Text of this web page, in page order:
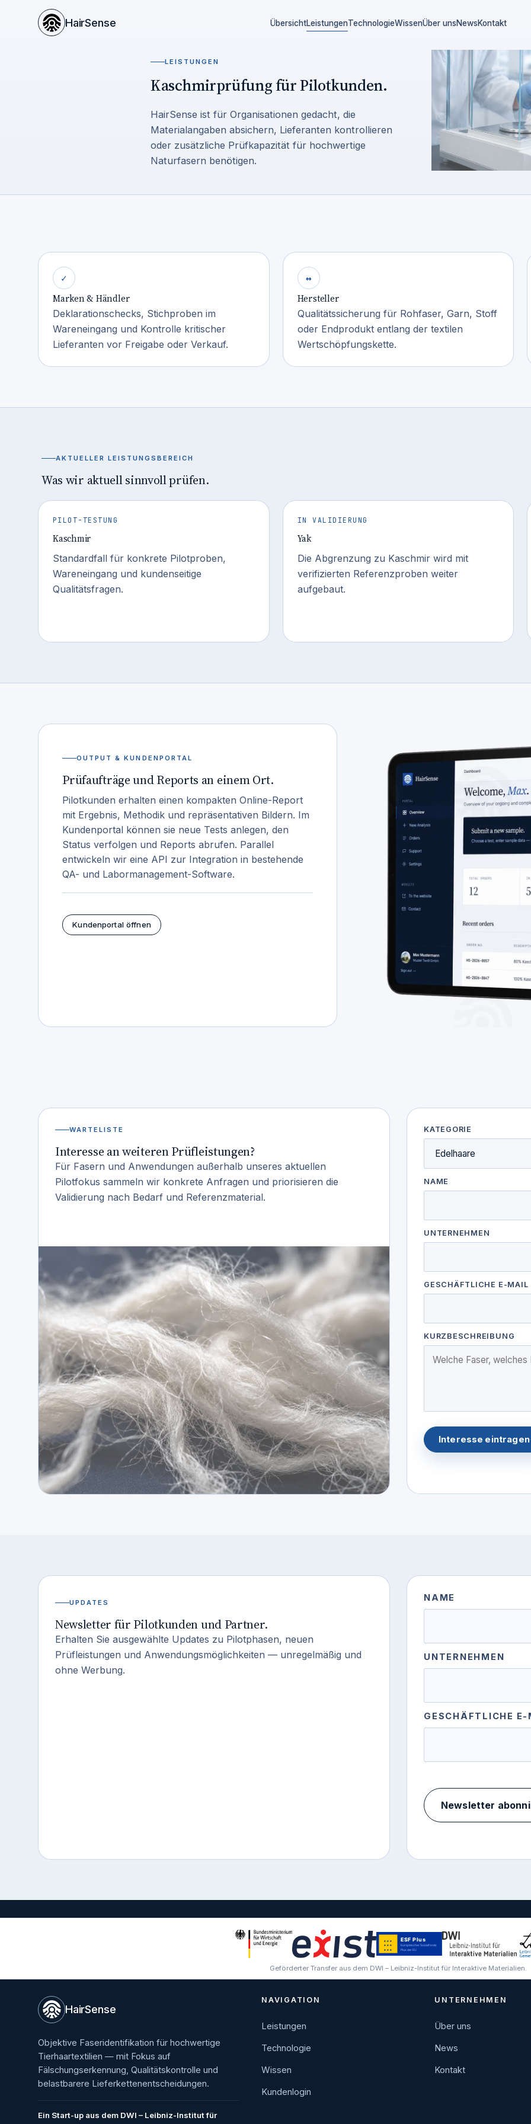
HairSense ÜbersichtLeistungenTechnologieWissenÜber unsNewsKontakt
LEISTUNGEN
Kaschmirprüfung für Pilotkunden.
HairSense ist für Organisationen gedacht, die
Materialangaben absichern, Lieferanten kontrollieren
oder zusätzliche Prüfkapazität für hochwertige
Naturfasern benötigen.
✓
Marken & Händler
Deklarationschecks, Stichproben im
Wareneingang und Kontrolle kritischer
Lieferanten vor Freigabe oder Verkauf.
↔
Hersteller
Qualitätssicherung für Rohfaser, Garn, Stoff
oder Endprodukt entlang der textilen
Wertschöpfungskette.
AKTUELLER LEISTUNGSBEREICH
Was wir aktuell sinnvoll prüfen.
PILOT-TESTUNG
Kaschmir
Standardfall für konkrete Pilotproben,
Wareneingang und kundenseitige
Qualitätsfragen.
IN VALIDIERUNG
Yak
Die Abgrenzung zu Kaschmir wird mit
verifizierten Referenzproben weiter
aufgebaut.
OUTPUT & KUNDENPORTAL
Prüfaufträge und Reports an einem Ort.
Pilotkunden erhalten einen kompakten Online-Report
mit Ergebnis, Methodik und repräsentativen Bildern. Im
Kundenportal können sie neue Tests anlegen, den
Status verfolgen und Reports abrufen. Parallel
entwickeln wir eine API zur Integration in bestehende
QA- und Labormanagement-Software.
Kundenportal öffnen
WARTELISTE
Interesse an weiteren Prüfleistungen?
Für Fasern und Anwendungen außerhalb unseres aktuellen
Pilotfokus sammeln wir konkrete Anfragen und priorisieren die
Validierung nach Bedarf und Referenzmaterial.
KATEGORIE
NAME
UNTERNEHMEN
GESCHÄFTLICHE E-MAIL
KURZBESCHREIBUNG
Interesse eintragen
UPDATES
Newsletter für Pilotkunden und Partner.
Erhalten Sie ausgewählte Updates zu Pilotphasen, neuen
Prüfleistungen und Anwendungsmöglichkeiten — unregelmäßig und
ohne Werbung.
NAME
UNTERNEHMEN
GESCHÄFTLICHE
Newsletter
HairSense
Objektive Faseridentifikation für hochwertige
Tierhaartextilien — mit Fokus auf
Fälschungserkennung, Qualitätskontrolle und
belastbarere Lieferkettenentscheidungen.
Ein Start-up aus dem DWI – Leibniz-Institut für
NAVIGATION
Leistungen
Technologie
Wissen
Kundenlogin
UNTERNEHMEN
Über uns
News
Kontakt
Geförderter Transfer aus dem DWI – Leibniz-Institut für Interaktive Materialien.